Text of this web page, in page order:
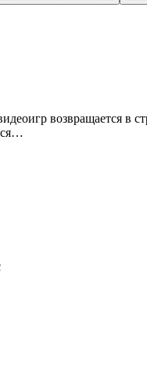
возвращается в